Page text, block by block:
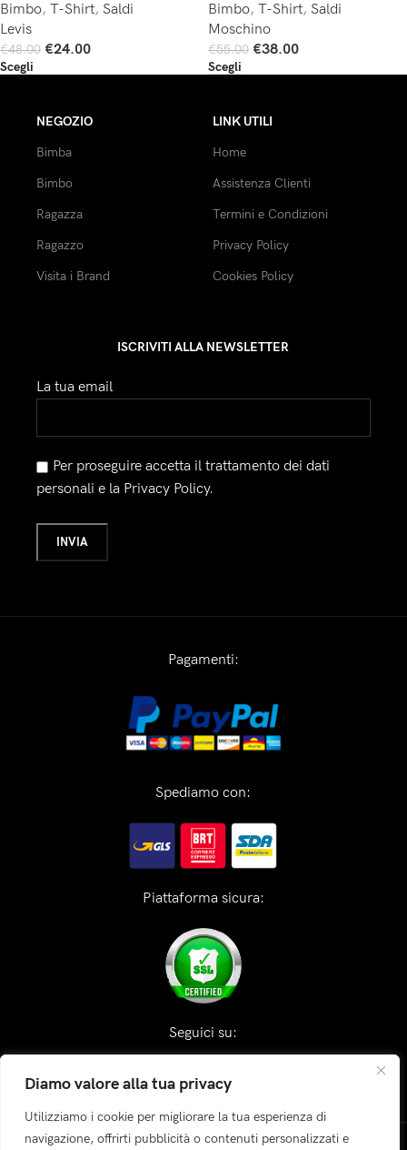
Diamo valore alla tua privacy
Utilizziamo i cookie per migliorare la tua esperienza di
navigazione, offrirti pubblicità o contenuti personalizzati e
Bimbo, T-Shirt, Saldi
Levis
€48.00 €24.00
Scegli
Bimbo, T-Shirt, Saldi
Moschino
€55.00 €38.00
Scegli
NEGOZIO
Bimba
Bimbo
Ragazza
Ragazzo
Visita i Brand
LINK UTILI
Home
Assistenza Clienti
Termini e Condizioni
Privacy Policy
Cookies Policy
ISCRIVITI ALLA NEWSLETTER
La tua email
Per proseguire accetta il trattamento dei dati
personali e la Privacy Policy.
Pagamenti:
Spediamo con:
Piattaforma sicura:
Seguici su: